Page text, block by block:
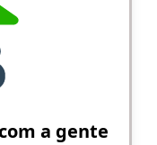
a gente